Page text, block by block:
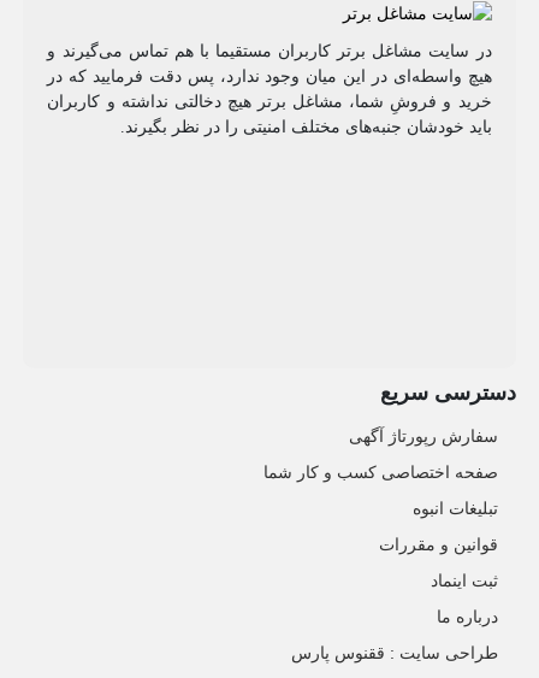
در سایت مشاغل برتر کاربران مستقیما با هم تماس می‌گیرند و
هیچ واسطه‌ای در این میان وجود ندارد، پس دقت فرمایید که در
خرید و فروشِ شما، مشاغل برتر هیچ دخالتی نداشته و کاربران
باید خودشان جنبه‌های مختلف امنیتی را در نظر بگیرند.
دسترسی سریع
سفارش رپورتاژ آگهی
صفحه اختصاصی کسب و کار شما
تبلیغات انبوه
قوانین و مقررات
ثبت اینماد
درباره ما
طراحی سایت : ققنوس پارس